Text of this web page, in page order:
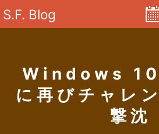
S.F. Blog
Windows
に再びチャレ
撃沈